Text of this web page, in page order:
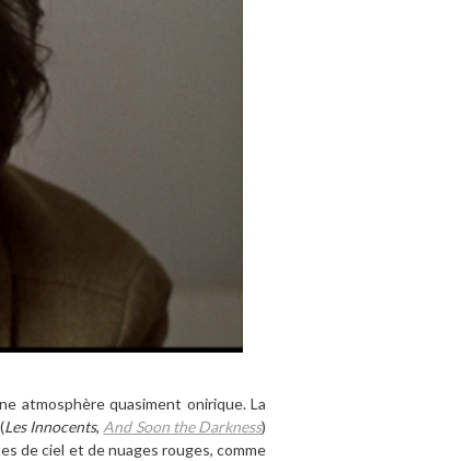
atmosphère quasiment onirique. La
Les Innocents, And Soon the Darkness)
de ciel et de nuages rouges, comme